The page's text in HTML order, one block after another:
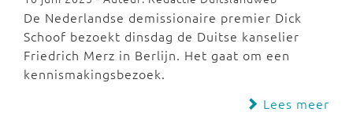
De Nederlandse demissionaire premier Dick
Schoof bezoekt dinsdag de Duitse kanselier
Friedrich Merz in Berlijn. Het gaat om een
kennismakingsbezoek.
Lees meer